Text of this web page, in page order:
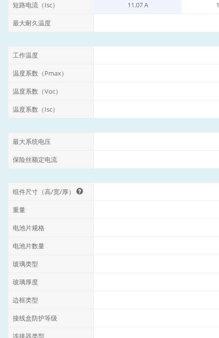
短路电流（Isc） 11.07 A
最大耐久温度
工作温度
温度系数（Pmax）
温度系数（Voc）
温度系数（Isc）
最大系统电压
保险丝额定电流
组件尺寸（高/宽/厚）
重量
电池片规格
电池片数量
玻璃类型
玻璃厚度
边框类型
接线盒防护等级
连接器类型